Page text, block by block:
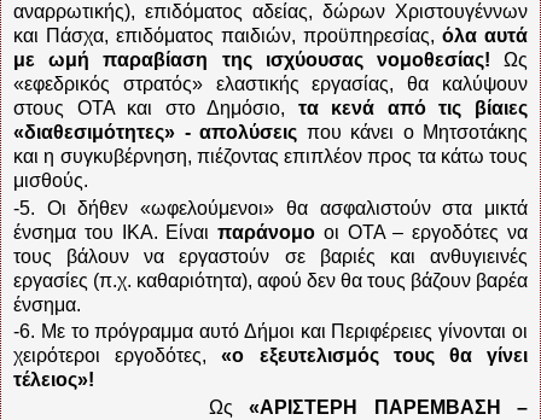
αναρρωτικής), επιδόματος αδείας, δώρων Χριστουγέννων
και Πάσχα, επιδόματος παιδιών, προϋπηρεσίας, όλα αυτά
με ωμή παραβίαση της ισχύουσας νομοθεσίας! Ως
«εφεδρικός στρατός» ελαστικής εργασίας, θα καλύψουν
στους ΟΤΑ και στο Δημόσιο, τα κενά από τις βίαιες
«διαθεσιμότητες» - απολύσεις που κάνει ο Μητσοτάκης
και η συγκυβέρνηση, πιέζοντας επιπλέον προς τα κάτω τους
μισθούς.
-5. Οι δήθεν «ωφελούμενοι» θα ασφαλιστούν στα μικτά
ένσημα του ΙΚΑ. Είναιπαράνομο οι ΟΤΑ – εργοδότες να
τους βάλουν να εργαστούν σε βαριές και ανθυγιεινές
εργασίες (π.χ. καθαριότητα), αφού δεν θα τους βάζουν βαρέα
ένσημα.
-6. Με το πρόγραμμα αυτό Δήμοι και Περιφέρειες γίνονται οι
χειρότεροι εργοδότες,«ο εξευτελισμός τους θα γίνει
τέλειος»!
Ως«ΑΡΙΣΤΕΡΗ ΠΑΡΕΜΒΑΣΗ –